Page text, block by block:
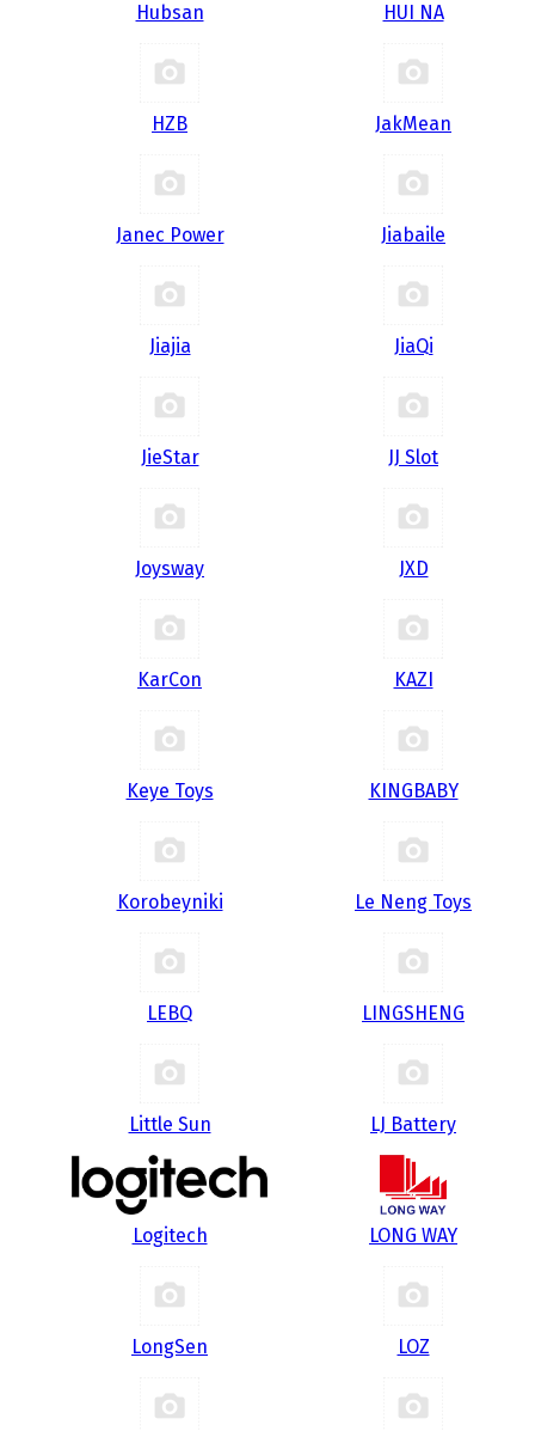
Hubsan HUI NA
HZB JakMean
Janec Power Jiabaile
Jiajia JiaQi
JieStar JJ Slot
Joysway JXD
KarCon KAZI
Keye Toys KINGBABY
Korobeyniki Le Neng Toys
LEBQ LINGSHENG
Little Sun LJ Battery
Logitech LONG WAY
LongSen LOZ